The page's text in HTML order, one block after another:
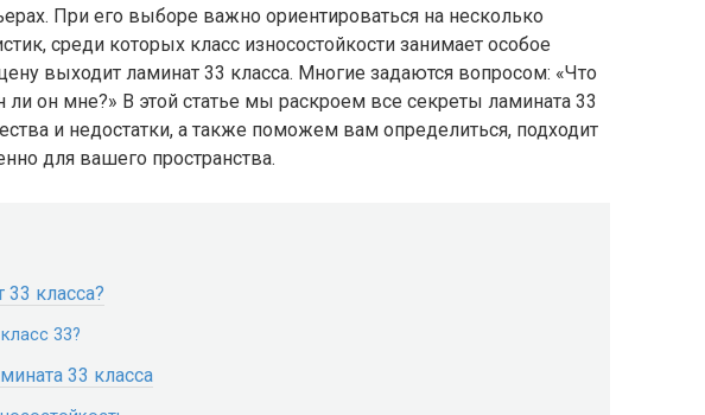
При его выборе важно ориентироваться на несколько
среди которых класс износостойкости занимает особое
выходит ламинат 33 класса. Многие задаются вопросом: «Что
ли он мне?» В этой статье мы раскроем все секреты ламината 33
и недостатки, а также поможем вам определиться, подходит
для вашего пространства.
33 класса?
33?
33 класса